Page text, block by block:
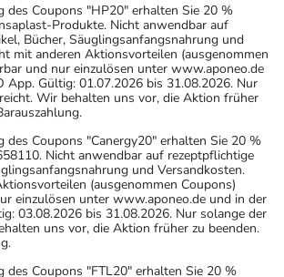
des Coupons "HP20" erhalten Sie 20 %
Produkte. Nicht anwendbar auf
Bücher, Säuglingsanfangsnahrung und
mit anderen Aktionsvorteilen (ausgenommen
und nur einzulösen unter www.aponeo.de
App. Gültig: 01.07.2026 bis 31.08.2026. Nur
Wir behalten uns vor, die Aktion früher
des Coupons "Canergy20" erhalten Sie 20 %
Nicht anwendbar auf rezeptpflichtige
und Versandkosten.
(ausgenommen Coupons)
einzulösen unter www.aponeo.de und in der
03.08.2026 bis 31.08.2026. Nur solange der
uns vor, die Aktion früher zu beenden.
des Coupons "FTL20" erhalten Sie 20 %